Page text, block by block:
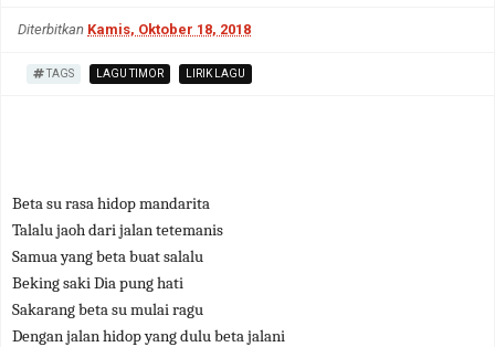
Diterbitkan Kamis, Oktober 18, 2018
TAGS LAGU TIMOR LIRIK LAGU
Beta su rasa hidop mandarita
Talalu jaoh dari jalan tetemanis
Samua yang beta buat salalu
Beking saki Dia pung hati
Sakarang beta su mulai ragu
Dengan jalan hidop yang dulu beta jalani